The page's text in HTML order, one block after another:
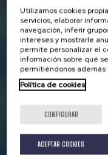
Utilizamos cookies
servicios, elaborar
navegación, inferir
intereses y mostrarle
permite personalizar el
información sobre qué
permitiéndonos además
Política de cookies
CONFIGURAR
ACEPTAR COOKIES